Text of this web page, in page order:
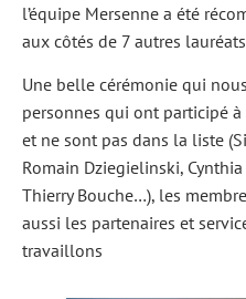
l’équipe Mersenne a été
aux côtés de 7 autres
Une belle cérémonie qui
personnes qui ont participé
et ne sont pas dans la liste
Romain Dziegielinski,
Thierry Bouche…), les
aussi les partenaires et
travaillons